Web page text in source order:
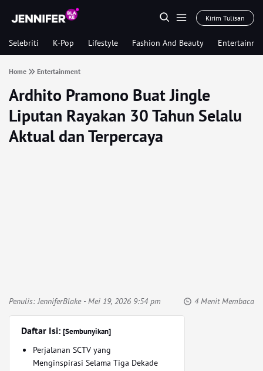
Kirim Tulisan
Selebriti K-Pop Lifestyle Fashion And Beauty
Home Entertainment
Ardhito Pramono Buat Jingle
Liputan Rayakan 30 Tahun Selalu
Aktual dan Terpercaya
Penulis:JenniferBlake- Mei 19, 2026 9:54 pm 4 Menit Membaca
Daftar Isi: [Sembunyikan]
Perjalanan SCTV yang
Menginspirasi Selama Tiga Dekade